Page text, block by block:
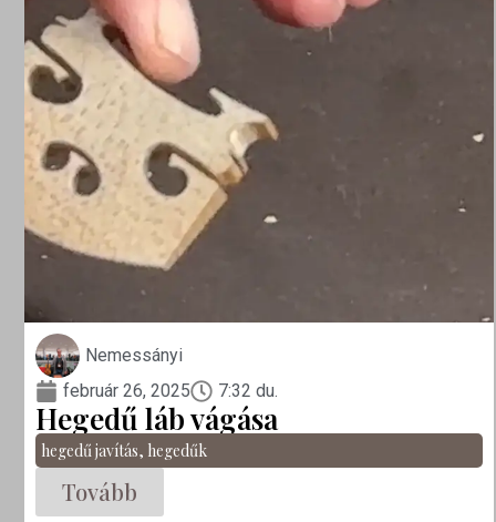
Nemessányi
február 26, 2025
7:32 du.
Hegedű láb vágása
hegedű javítás, hegedűk
Tovább